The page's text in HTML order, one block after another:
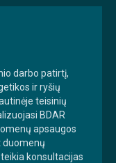
darbo patirtį,
ir ryšių
teisinių
BDAR
apsaugos
duomenų
konsultacijas